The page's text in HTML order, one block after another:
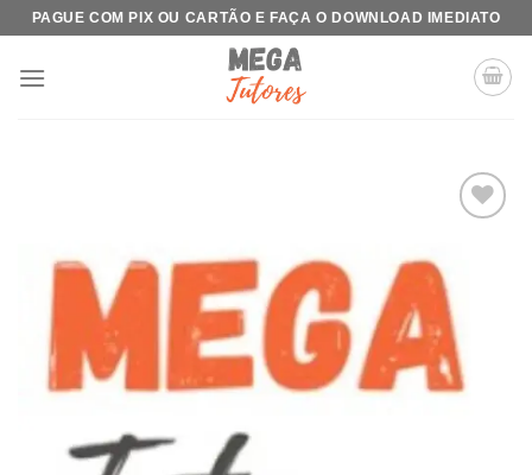
Skip
content
PAGUE COM PIX OU CARTÃO E FAÇA O DOWNLOAD IMEDIATO
wishlist